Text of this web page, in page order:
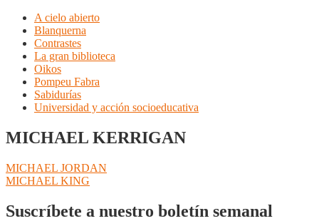
A cielo abierto
Blanquerna
Contrastes
La gran biblioteca
Oikos
Pompeu Fabra
Sabidurías
Universidad y acción socioeducativa
MICHAEL KERRIGAN
Navegación
de
entradas
Anterior:
MICHAEL JORDAN
Siguiente:
MICHAEL KING
Suscríbete a nuestro boletín semanal